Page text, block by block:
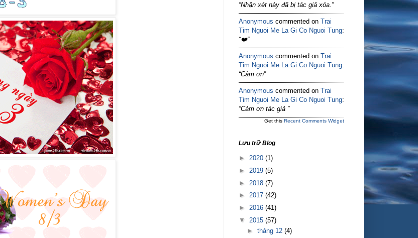
“Nhận xét này đã bị tác giả xóa.”
Anonymous commented on Trai
Tim Nguoi Me La Gi Co Nguoi Tung:
“❤️”
Anonymous commented on Trai
Tim Nguoi Me La Gi Co Nguoi Tung:
“Cảm ơn”
Anonymous commented on Trai
Tim Nguoi Me La Gi Co Nguoi Tung:
“Cảm ơn tác giả ”
Get this Recent Comments Widget
Lưu trữ Blog
► 2020 (1)
► 2019 (5)
► 2018 (7)
► 2017 (42)
► 2016 (41)
▼ 2015 (57)
► tháng 12 (4)